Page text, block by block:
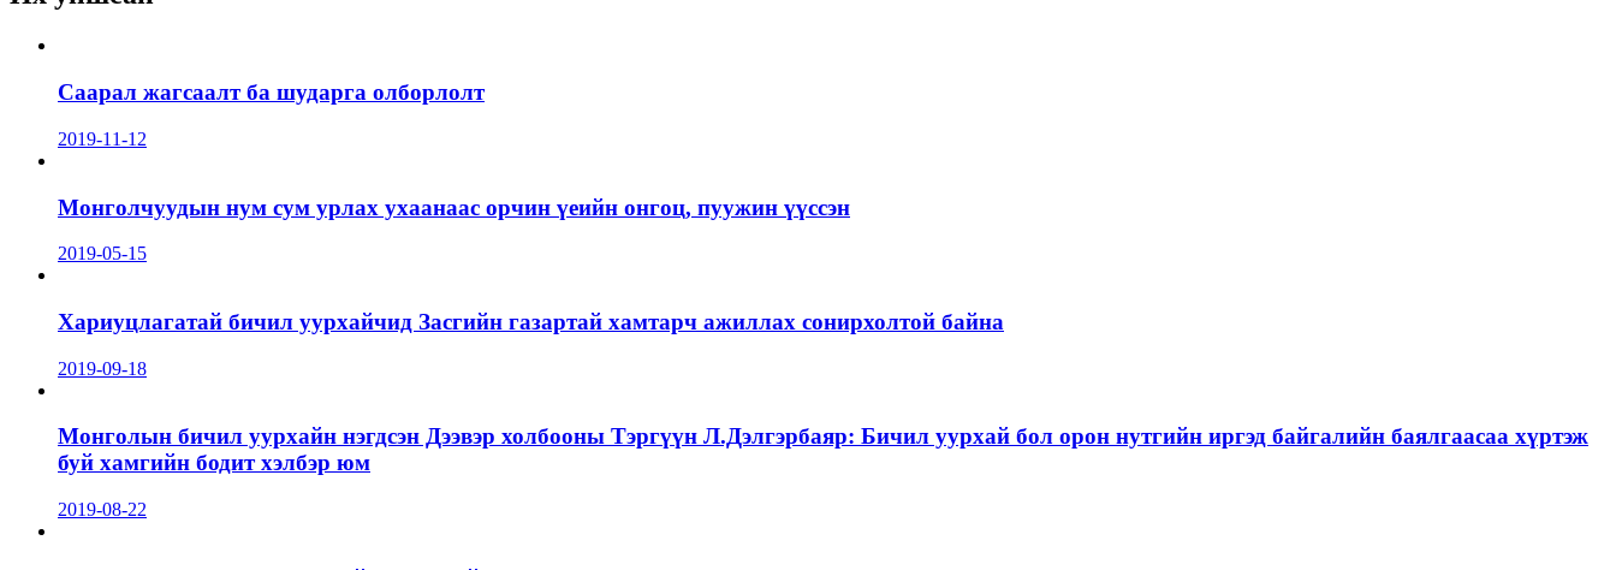
Саарал жагсаалт ба шударга олборлолт
2019-11-12
Монголчуудын нум сум урлах ухаанаас орчин үеийн онгоц, пуужин үүссэн
2019-05-15
Хариуцлагатай бичил уурхайчид Засгийн газартай хамтарч ажиллах сонирхолтой байна
2019-09-18
Монголын бичил уурхайн нэгдсэн Дээвэр холбооны Тэргүүн Л.Дэлгэрбаяр: Бичил уурхай бол орон нутгийн иргэд байгалийн баялгаасаа хүртэж
буй хамгийн бодит хэлбэр юм
2019-08-22